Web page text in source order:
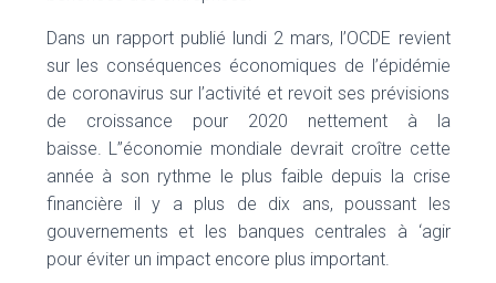
Dans un rapport publié lundi 2 mars, l’OCDE revient
sur les conséquences économiques de l’épidémie
de coronavirus sur l’activité et revoit ses prévisions
de croissance pour 2020 nettement à la
baisse. L’’économie mondiale devrait croître cette
année à son rythme le plus faible depuis la crise
financière il y a plus de dix ans, poussant les
gouvernements et les banques centrales à ‘agir
pour éviter un impact encore plus important.